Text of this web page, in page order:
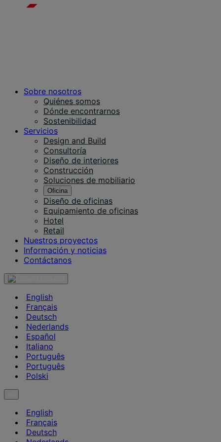
Sobre nosotros
Quiénes somos
Dónde encontrarnos
Sostenibilidad
Servicios
Design and Build
Consultoría
Diseño de interiores
Construcción
Soluciones de mobiliario
Oficina
Diseño de oficinas
Equipamiento de oficinas
Hotel
Retail
Nuestros proyectos
Información y noticias
Contáctanos
English
Français
Deutsch
Nederlands
Español
Italiano
Português
Português
Polski
English
Français
Deutsch